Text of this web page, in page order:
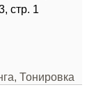
стр. 1
Тонировка